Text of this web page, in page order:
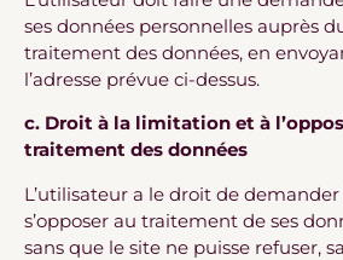
ses données personnelles auprès
traitement des données, en
l’adresse prévue ci-dessus.
c. Droit à la limitation et à
traitement des données
L’utilisateur a le droit de
s’opposer au traitement de ses
sans que le site ne puisse refuser,